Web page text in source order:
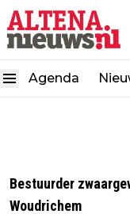
Agenda
Bestuurder
Woudrichem